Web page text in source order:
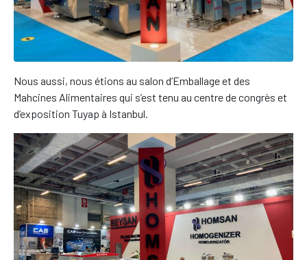
Nous aussi, nous étions au salon d’Emballage et des
Mahcines Alimentaires qui s’est tenu au centre de congrès et
d’exposition Tuyap à Istanbul.